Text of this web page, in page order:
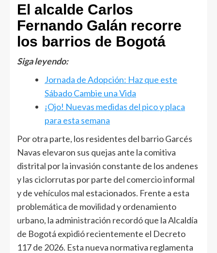
El alcalde Carlos
Fernando Galán recorre
los barrios de Bogotá
Siga leyendo:
Jornada de Adopción: Haz que este
Sábado Cambie una Vida
¡Ojo! Nuevas medidas del pico y placa
para esta semana
Por otra parte, los residentes del barrio Garcés
Navas elevaron sus quejas ante la comitiva
distrital por la invasión constante de los andenes
y las ciclorrutas por parte del comercio informal
y de vehículos mal estacionados. Frente a esta
problemática de movilidad y ordenamiento
urbano, la administración recordó que la Alcaldía
de Bogotá expidió recientemente el Decreto
117 de 2026. Esta nueva normativa reglamenta